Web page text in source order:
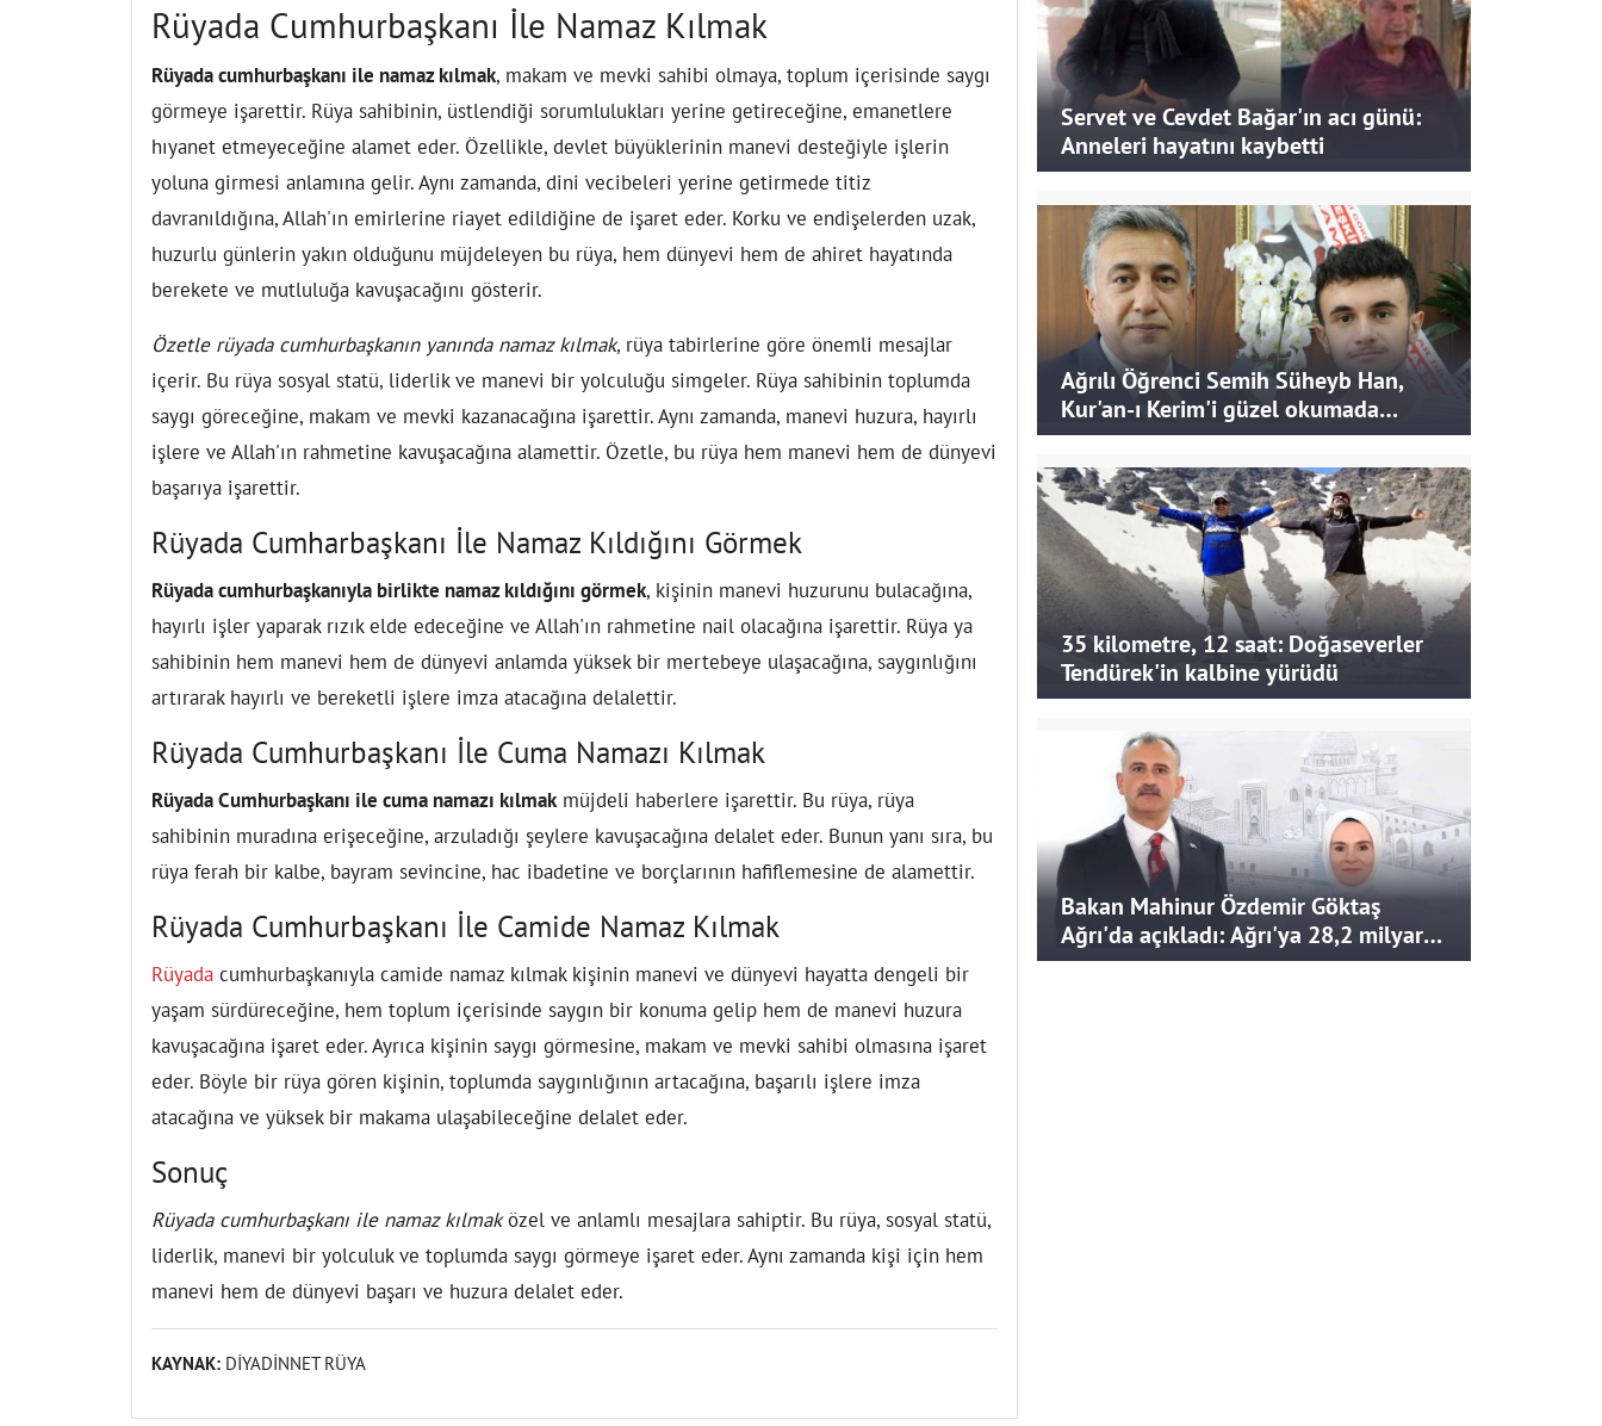
Rüyada Cumhurbaşkanı İle Namaz Kılmak
Rüyada cumhurbaşkanı ile namaz kılmak, makam ve mevki sahibi olmaya, toplum içerisinde saygı
görmeye işarettir. Rüya sahibinin, üstlendiği sorumlulukları yerine getireceğine, emanetlere
hıyanet etmeyeceğine alamet eder. Özellikle, devlet büyüklerinin manevi desteğiyle işlerin
yoluna girmesi anlamına gelir. Aynı zamanda, dini vecibeleri yerine getirmede titiz
davranıldığına, Allah'ın emirlerine riayet edildiğine de işaret eder. Korku ve endişelerden uzak,
huzurlu günlerin yakın olduğunu müjdeleyen bu rüya, hem dünyevi hem de ahiret hayatında
berekete ve mutluluğa kavuşacağını gösterir.
Özetle rüyada cumhurbaşkanın yanında namaz kılmak, rüya tabirlerine göre önemli mesajlar
içerir. Bu rüya sosyal statü, liderlik ve manevi bir yolculuğu simgeler. Rüya sahibinin toplumda
saygı göreceğine, makam ve mevki kazanacağına işarettir. Aynı zamanda, manevi huzura, hayırlı
işlere ve Allah'ın rahmetine kavuşacağına alamettir. Özetle, bu rüya hem manevi hem de dünyevi
başarıya işarettir.
Rüyada Cumharbaşkanı İle Namaz Kıldığını Görmek
Rüyada cumhurbaşkanıyla birlikte namaz kıldığını görmek, kişinin manevi huzurunu bulacağına,
hayırlı işler yaparak rızık elde edeceğine ve Allah'ın rahmetine nail olacağına işarettir. Rüya ya
sahibinin hem manevi hem de dünyevi anlamda yüksek bir mertebeye ulaşacağına, saygınlığını
artırarak hayırlı ve bereketli işlere imza atacağına delalettir.
Rüyada Cumhurbaşkanı İle Cuma Namazı Kılmak
Rüyada Cumhurbaşkanı ile cuma namazı kılmakmüjdeli haberlere işarettir. Bu rüya, rüya
sahibinin muradına erişeceğine, arzuladığı şeylere kavuşacağına delalet eder. Bunun yanı sıra, bu
rüya ferah bir kalbe, bayram sevincine, hac ibadetine ve borçlarının hafiflemesine de alamettir.
Rüyada Cumhurbaşkanı İle Camide Namaz Kılmak
Rüyada cumhurbaşkanıyla camide namaz kılmak kişinin manevi ve dünyevi hayatta dengeli bir
yaşam sürdüreceğine, hem toplum içerisinde saygın bir konuma gelip hem de manevi huzura
kavuşacağına işaret eder. Ayrıca kişinin saygı görmesine, makam ve mevki sahibi olmasına işaret
eder. Böyle bir rüya gören kişinin, toplumda saygınlığının artacağına, başarılı işlere imza
atacağına ve yüksek bir makama ulaşabileceğine delalet eder.
Sonuç
Rüyada cumhurbaşkanı ile namaz kılmaközel ve anlamlı mesajlara sahiptir. Bu rüya, sosyal statü,
liderlik, manevi bir yolculuk ve toplumda saygı görmeye işaret eder. Aynı zamanda kişi için hem
manevi hem de dünyevi başarı ve huzura delalet eder.
KAYNAK: DİYADİNNET RÜYA
Servet ve Cevdet Bağar'ın acı günü:
Anneleri hayatını kaybetti
Ağrılı Öğrenci Semih Süheyb Han,
Kur'an-ı Kerim'i güzel okumada
Türkiye ikincisi oldu
35 kilometre, 12 saat: Doğaseverler
Tendürek'in kalbine yürüdü
Bakan Mahinur Özdemir Göktaş
Ağrı'da açıkladı: Ağrı'ya 28,2 milyar
liralık yatırım ve destek sağlandı